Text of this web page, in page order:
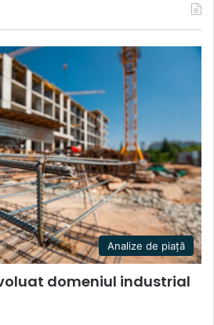
Analize de piață
domeniul industrial